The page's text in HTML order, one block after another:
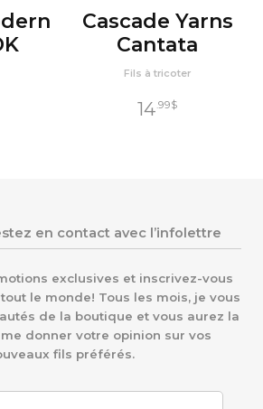
Cascade Yarns
Cantata
Fils à tricoter
14.99$
en contact avec l’infolettre
exclusives et inscrivez-vous
le monde! Tous les mois, je vous
de la boutique et vous aurez la
donner votre opinion sur vos
fils préférés.